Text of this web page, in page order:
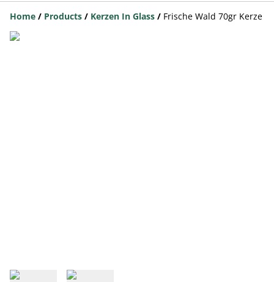
Home / Products / Kerzen In Glass / Frische Wald 70gr Kerze